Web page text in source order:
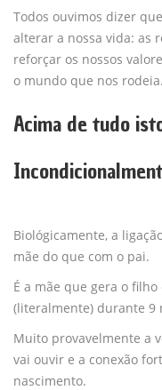
Todos ouvimos dizer
alterar a nossa vida: as
reforçar os nossos
o mundo que nos rodeia.
Acima de tudo
Biológicamente, a
mãe do que com o pai.
É a mãe que gera o
(literalmente) durante 9
Muito provavelmente a
vai ouvir e a conexão
nascimento.